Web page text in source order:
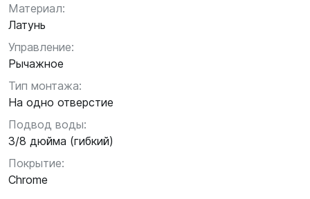
Материал:
Латунь
Управление:
Рычажное
Тип монтажа:
На одно отверстие
Подвод воды:
3/8 дюйма (гибкий)
Покрытие:
Chrome